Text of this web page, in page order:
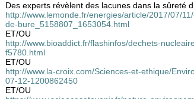
Des experts révèlent des lacunes dans la sûreté
http://www.lemonde.fr/energies/article/2017/07/
de-bure_5158807_1653054.html
ET/OU
http://www.bioaddict.fr/flashinfos/dechets-
f5780.html
ET/OU
http://www.la-croix.com/Sciences-et-ethique/
07-12-1200862450
ET/OU